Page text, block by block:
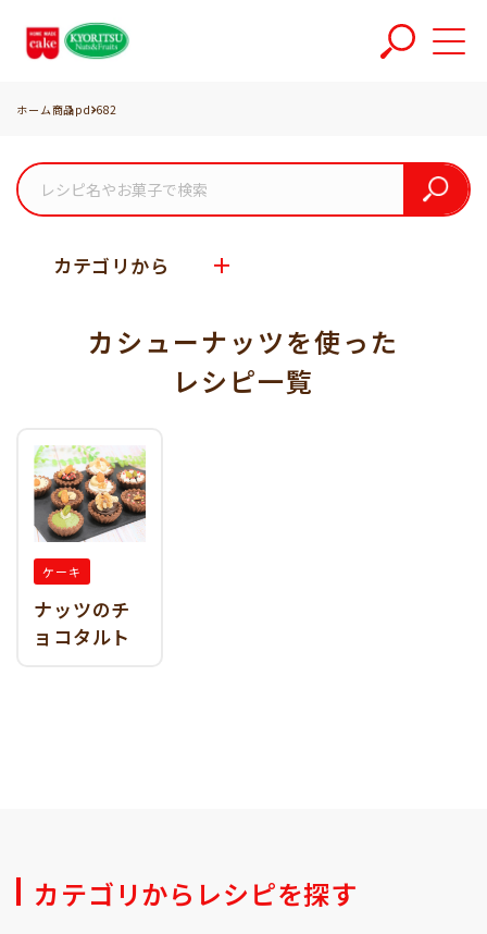
ホーム商品pd-682
カテゴリから
カシューナッツを使った
レシピ一覧
ケーキ
ナッツのチ
ョコタルト
カテゴリからレシピを探す